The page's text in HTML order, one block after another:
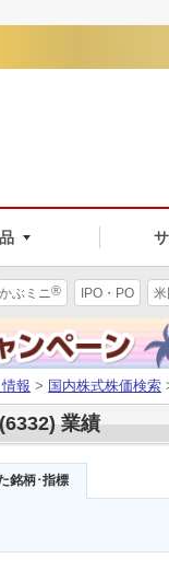
かぶミニ® IPO・PO
報 > 国内株式株価検索
業績
銘柄･指標